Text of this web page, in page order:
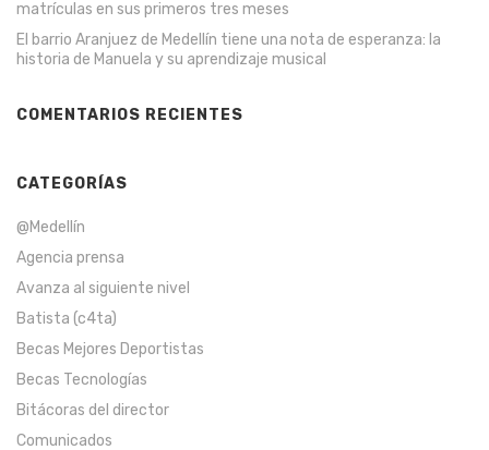
matrículas en sus primeros tres meses
El barrio Aranjuez de Medellín tiene una nota de esperanza: la
historia de Manuela y su aprendizaje musical
COMENTARIOS RECIENTES
CATEGORÍAS
@Medellín
Agencia prensa
Avanza al siguiente nivel
Batista (c4ta)
Becas Mejores Deportistas
Becas Tecnologías
Bitácoras del director
Comunicados